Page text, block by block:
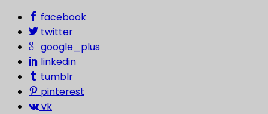
facebook
twitter
google_plus
linkedin
tumblr
pinterest
vk